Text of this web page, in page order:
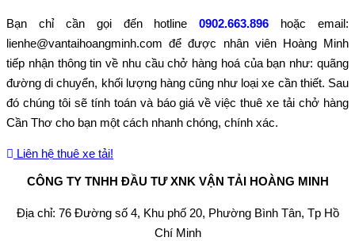
Bạn chỉ cần gọi đến hotline0902.663.896 hoặc email:
lienhe@vantaihoangminh.com để được nhân viên Hoàng Minh
tiếp nhận thông tin về nhu cầu chở hàng hoá của bạn như: quãng
đường di chuyển, khối lượng hàng cũng như loại xe cần thiết. Sau
đó chúng tôi sẽ tính toán và báo giá về việc thuê xe tải chở hàng
Cần Thơ cho bạn một cách nhanh chóng, chính xác.
Liên hệ thuê xe tải!
CÔNG TY TNHH ĐẦU TƯ XNK VẬN TẢI HOÀNG MINH
Địa chỉ: 76 Đường số 4, Khu phố 20, Phường Bình Tân, Tp Hồ
Chí Minh